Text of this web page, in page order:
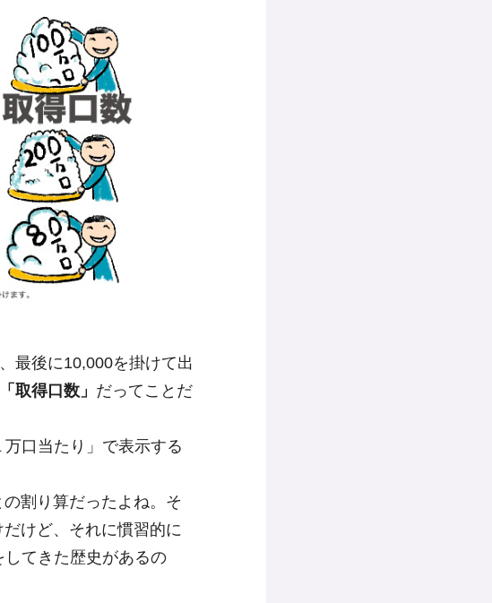
、最後に10,000を掛けて出
「取得口数」 だってことだ
口当たり」で表示する
割り算だったよね。そ
けど、それに慣習的に
てきた歴史があるの